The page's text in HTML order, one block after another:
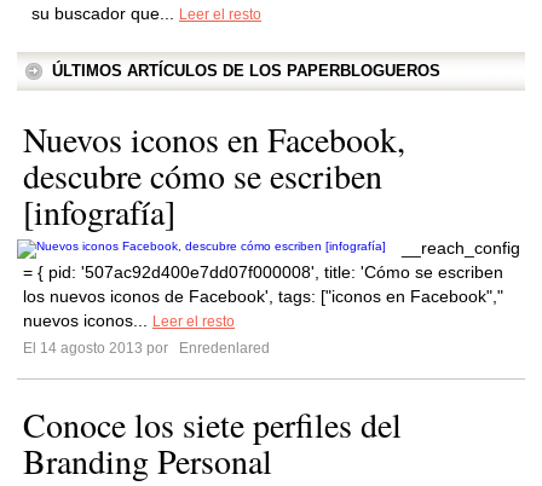
su buscador que...
Leer el resto
ÚLTIMOS ARTÍCULOS DE LOS PAPERBLOGUEROS
Nuevos iconos en Facebook,
descubre cómo se escriben
[infografía]
__reach_config
= { pid: '507ac92d400e7dd07f000008', title: 'Cómo se escriben
los nuevos iconos de Facebook', tags: ["iconos en Facebook","
nuevos iconos...
Leer el resto
El 14 agosto 2013 por
Enredenlared
Conoce los siete perfiles del
Branding Personal